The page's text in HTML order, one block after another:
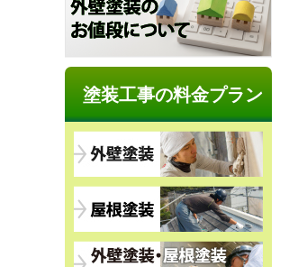
塗装工事の料金プラン